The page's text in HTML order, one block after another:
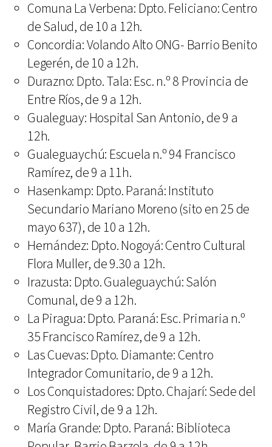
Comuna La Verbena: Dpto. Feliciano: Centro
de Salud, de 10 a 12h.
Concordia: Volando Alto ONG- Barrio Benito
Legerén, de 10 a 12h.
Durazno: Dpto. Tala: Esc. n.º 8 Provincia de
Entre Ríos, de 9 a 12h.
Gualeguay: Hospital San Antonio, de 9 a
12h.
Gualeguaychú: Escuela n.º 94 Francisco
Ramírez, de 9 a 11h.
Hasenkamp: Dpto. Paraná: Instituto
Secundario Mariano Moreno (sito en 25 de
mayo 637), de 10 a 12h.
Hernández: Dpto. Nogoyá: Centro Cultural
Flora Muller, de 9.30 a 12h.
Irazusta: Dpto. Gualeguaychú: Salón
Comunal, de 9 a 12h.
La Piragua: Dpto. Paraná: Esc. Primaria n.º
35 Francisco Ramírez, de 9 a 12h.
Las Cuevas: Dpto. Diamante: Centro
Integrador Comunitario, de 9 a 12h.
Los Conquistadores: Dpto. Chajarí: Sede del
Registro Civil, de 9 a 12h.
María Grande: Dpto. Paraná: Biblioteca